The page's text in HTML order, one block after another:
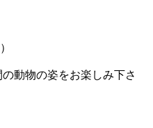
動物の姿をお楽しみ下さ